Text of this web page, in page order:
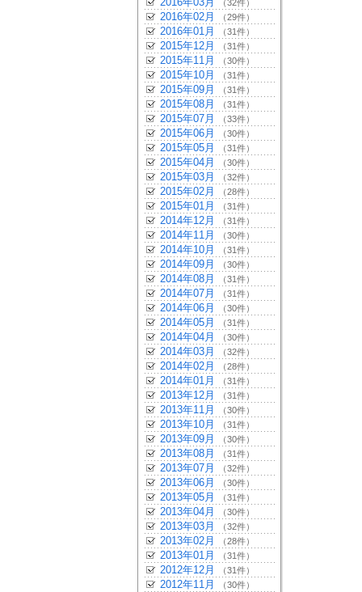
（32件）
2016年02月 （29件）
2016年01月 （31件）
2015年12月 （31件）
2015年11月 （30件）
2015年10月 （31件）
2015年09月 （31件）
2015年08月 （31件）
2015年07月 （33件）
2015年06月 （30件）
2015年05月 （31件）
2015年04月 （30件）
2015年03月 （32件）
2015年02月 （28件）
2015年01月 （31件）
2014年12月 （31件）
2014年11月 （30件）
2014年10月 （31件）
2014年09月 （30件）
2014年08月 （31件）
2014年07月 （31件）
2014年06月 （30件）
2014年05月 （31件）
2014年04月 （30件）
2014年03月 （32件）
2014年02月 （28件）
2014年01月 （31件）
2013年12月 （31件）
2013年11月 （30件）
2013年10月 （31件）
2013年09月 （30件）
2013年08月 （31件）
2013年07月 （32件）
2013年06月 （30件）
2013年05月 （31件）
2013年04月 （30件）
2013年03月 （32件）
2013年02月 （28件）
2013年01月 （31件）
2012年12月 （31件）
2012年11月 （30件）